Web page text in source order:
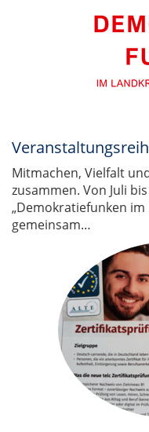
Mitmachen, Vielfalt
zusammen. Von Juli
„Demokratiefunken
gemeinsam…